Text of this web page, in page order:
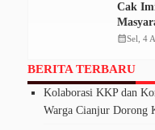
Cak
calendar_monthSel, 4
BERITA TERBARU
Kolaborasi KKP dan
Warga Cianjur Dorong